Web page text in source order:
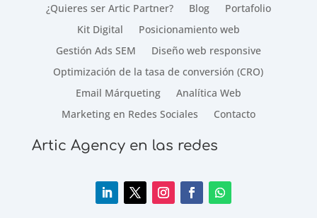
¿Quieres ser Artic Partner? Blog
Portafolio
Kit Digital
Posicionamiento web
Gestión Ads SEM
Diseño web responsive
Optimización de la tasa de conversión (CRO)
Email Márqueting
Analítica Web
Marketing en Redes Sociales
Contacto
Artic Agency en las redes